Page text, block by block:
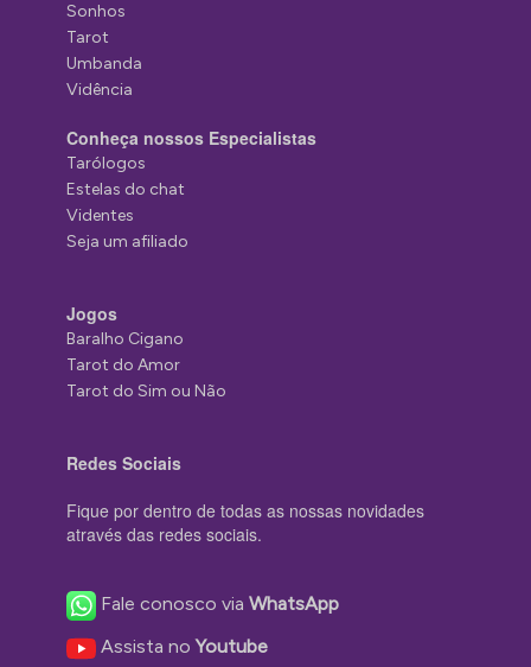
Sonhos
Tarot
Umbanda
Vidência
Conheça nossos Especialistas
Tarólogos
Estelas do chat
Videntes
Seja um afiliado
Jogos
Baralho Cigano
Tarot do Amor
Tarot do Sim ou Não
Redes Sociais
Fique por dentro de todas as nossas novidades
através das redes sociais.
Fale conosco viaWhatsApp
Assista noYoutube